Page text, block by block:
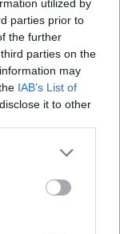
utilized by
parties prior to
the further
parties on the
may
IAB’s List of
it to other